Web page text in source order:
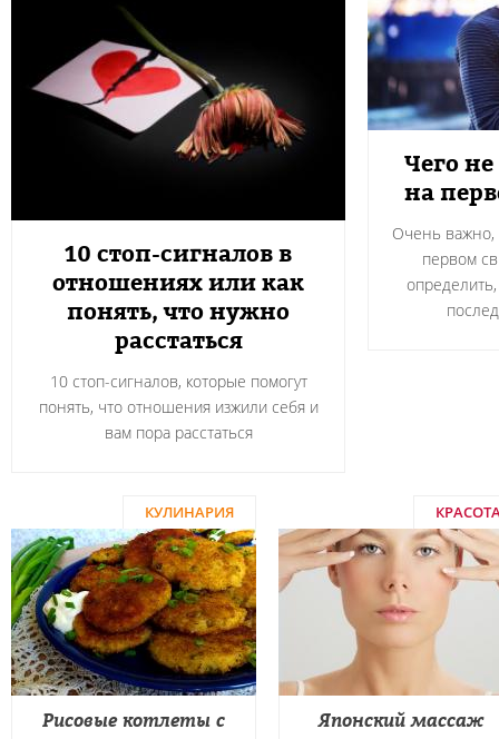
Чего
на
Очень важно,
первом
10 стоп-сигналов в
отношениях или как
понять, что нужно
расстаться
10 стоп-сигналов, которые помогут
понять, что отношения изжили себя и
вам пора расстаться
КУЛИНАРИЯ
Рисовые котлеты с
Японский массаж